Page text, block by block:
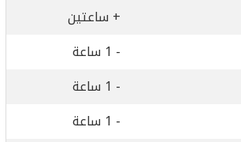
+ ساعتين
- 1 ساعة
- 1 ساعة
- 1 ساعة